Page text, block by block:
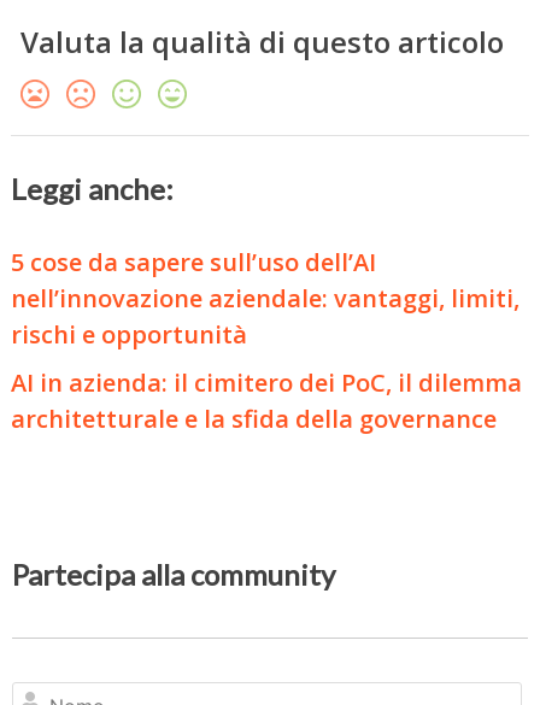
Valuta la qualità di questo articolo
Leggi anche:
5 cose da sapere sull’uso dell’AI
nell’innovazione aziendale: vantaggi, limiti,
rischi e opportunità
AI in azienda: il cimitero dei PoC, il dilemma
architetturale e la sfida della governance
Partecipa alla community